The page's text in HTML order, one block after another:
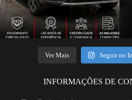
Ver Mais Seguir no
INFORMAÇÕES DE